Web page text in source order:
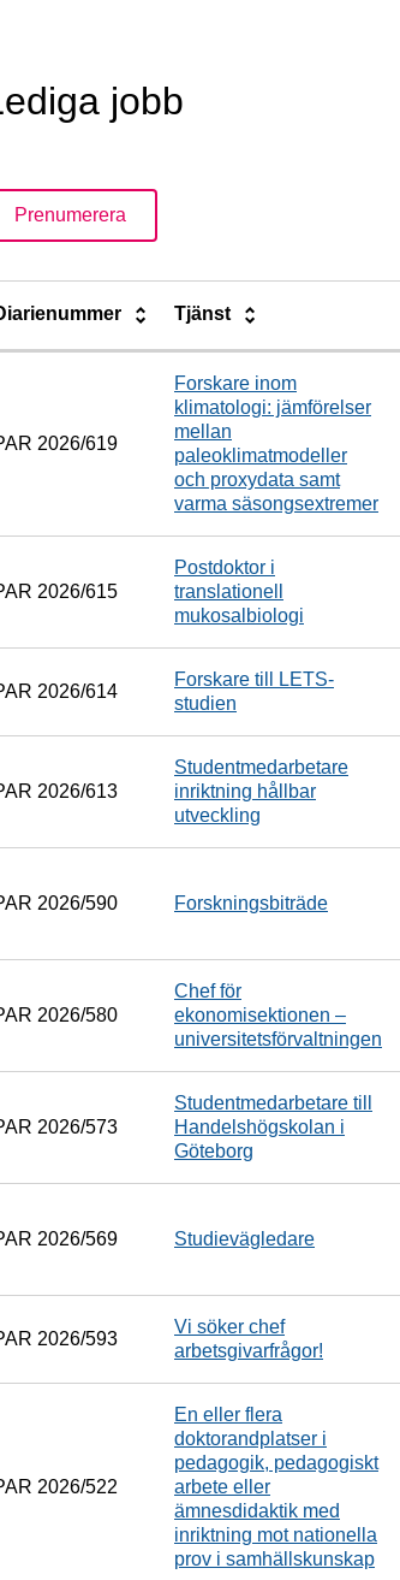
jobb
Prenumerera
Tjänst
2026/619
Forskare inom
klimatologi: jämförelser
mellan
paleoklimatmodeller
och proxydata samt
varma säsongsextremer
2026/615
Postdoktor i
translationell
mukosalbiologi
2026/614
Forskare till LETS-
studien
2026/613
Studentmedarbetare
inriktning hållbar
utveckling
2026/590 Forskningsbiträde
2026/580
Chef för
ekonomisektionen –
universitetsförvaltningen
2026/573
Studentmedarbetare till
Handelshögskolan i
Göteborg
2026/569 Studievägledare
2026/593
Vi söker chef
arbetsgivarfrågor!
2026/522
En eller flera
doktorandplatser i
pedagogik, pedagogiskt
arbete eller
ämnesdidaktik med
inriktning mot nationella
prov i samhällskunskap